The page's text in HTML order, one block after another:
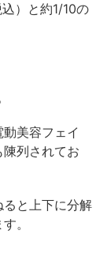
）と約1/10の
美容フェイ
列されてお
と上下に分解
。